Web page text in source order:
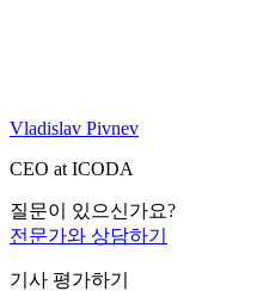
Vladislav Pivnev
CEO at ICODA
질문이 있으신가요?
전문가와 상담하기
기사 평가하기